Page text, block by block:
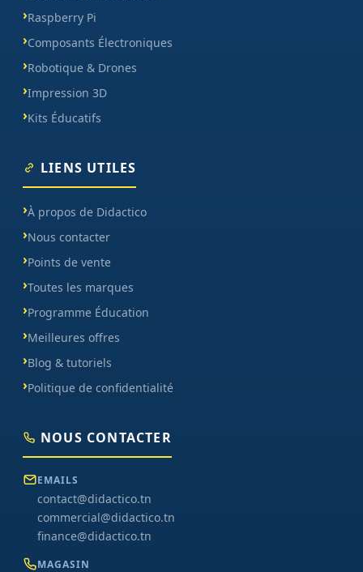
Raspberry Pi
Composants Électroniques
Robotique & Drones
Impression 3D
Kits Éducatifs
LIENS UTILES
À propos de Didactico
Nous contacter
Points de vente
Toutes les marques
Programme Éducation
Meilleures offres
Blog & tutoriels
Politique de confidentialité
NOUS CONTACTER
EMAILS
contact@didactico.tn
commercial@didactico.tn
finance@didactico.tn
MAGASIN